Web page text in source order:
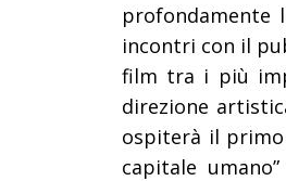
profondamente
incontri con il
film tra i più
direzione
ospiterà il
capitale